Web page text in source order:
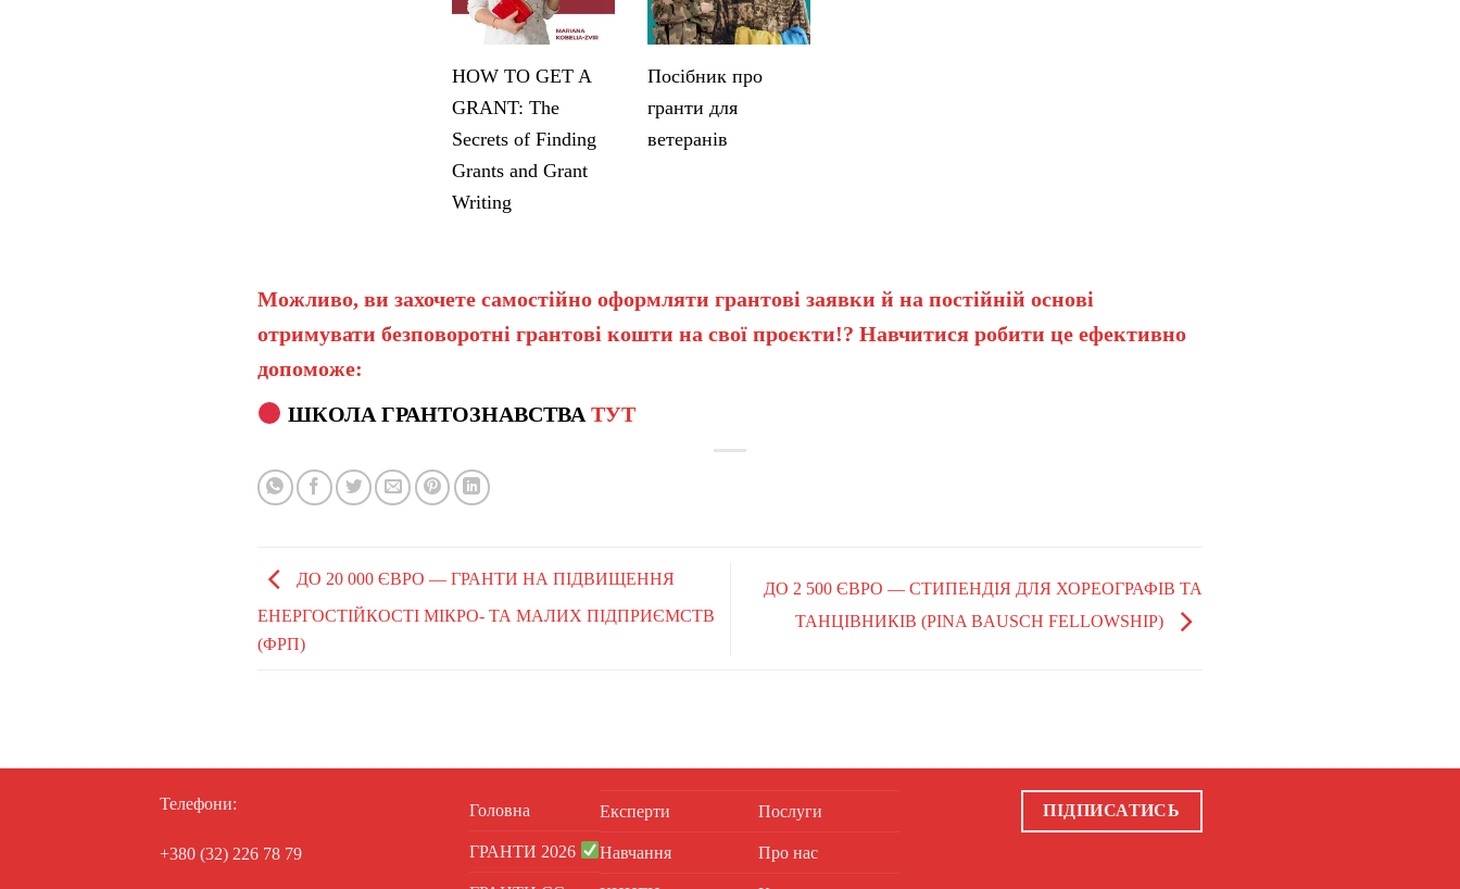
HOW TO GET A
GRANT: The
Secrets of Finding
Grants and Grant
Writing
Посібник про
гранти для
ветеранів
Можливо, ви захочете самостійно оформляти грантові заявки й на постійній основі
отримувати безповоротні грантові кошти на свої проєкти!? Навчитися робити це ефективно
допоможе:
ШКОЛА ГРАНТОЗНАВСТВА ТУТ
ДО 20 000 ЄВРО — ГРАНТИ НА ПІДВИЩЕННЯ
ЕНЕРГОСТІЙКОСТІ МІКРО- ТА МАЛИХ ПІДПРИЄМСТВ
(ФРП)
ДО 2 500 ЄВРО — СТИПЕНДІЯ ДЛЯ ХОРЕОГРАФІВ ТА
ТАНЦІВНИКІВ (PINA BAUSCH FELLOWSHIP)
Телефони:
+380 (32) 226 78 79
Головна
ГРАНТИ 2026
Експерти
Навчання
Послуги
Про нас
ПІДПИСАТИСЬ